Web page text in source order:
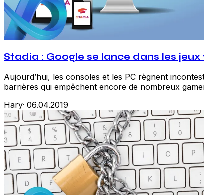
Stadia : Google se lance dans les
Aujourd’hui, les consoles et les PC règnent
barrières qui empêchent encore de nombreux
Hary· 06.04.2019